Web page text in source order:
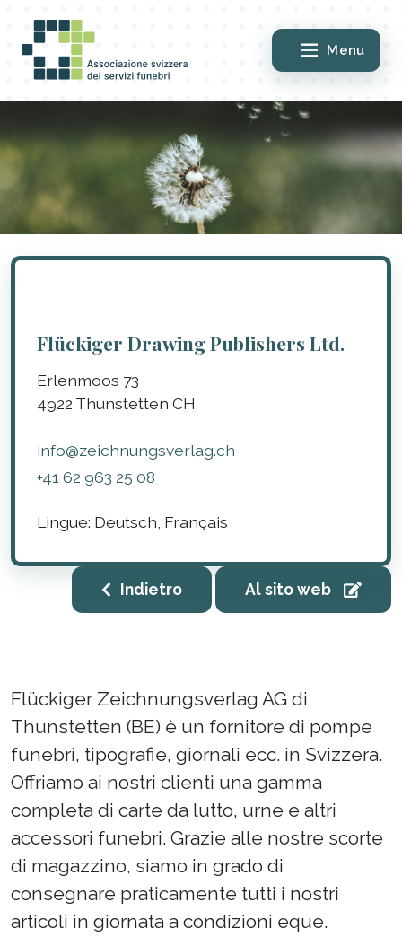
Menu
Flückiger Drawing Publishers Ltd.
Erlenmoos 73
4922 Thunstetten CH
info@zeichnungsverlag.ch
+41 62 963 25 08
Lingue: Deutsch, Français
Indietro Al sito web
Flückiger Zeichnungsverlag AG di
Thunstetten (BE) è un fornitore di pompe
funebri, tipografie, giornali ecc. in Svizzera.
Offriamo ai nostri clienti una gamma
completa di carte da lutto, urne e altri
accessori funebri. Grazie alle nostre scorte
di magazzino, siamo in grado di
consegnare praticamente tutti i nostri
articoli in giornata a condizioni eque.